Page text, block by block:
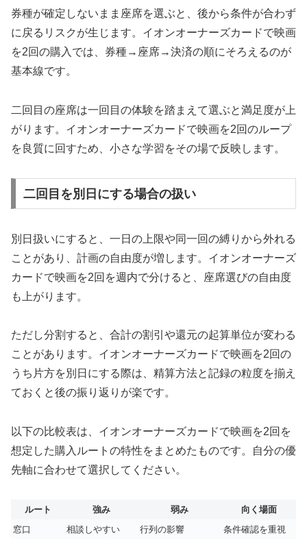
券種が確定しないまま座席を選ぶと、後から条件が合わず
に戻るリスクが生じます。イオンオーナーズカードで映画
を2回の購入では、券種→座席→決済の順にそろえるのが
基本線です。
二回目の座席は一回目の体験を踏まえて選ぶと満足度が上
がります。イオンオーナーズカードで映画を2回のループ
を良質に回すため、小さな学習をその場で反映します。
二回目を別日にする場合の扱い
別日扱いにすると、一日の上限や同一回の縛りから外れる
ことがあり、計画の自由度が増します。イオンオーナーズ
カードで映画を2回を週内で分けると、座席選びの自由度
も上がります。
ただし分割すると、合計の割引や還元の起算単位が変わる
ことがあります。イオンオーナーズカードで映画を2回の
うち片方を別日にする際は、精算方法と記録の粒度を揃え
ておくと後の振り返りが楽です。
以下の比較表は、イオンオーナーズカードで映画を2回を
想定した購入ルートの特性をまとめたものです。自分の優
先軸に合わせて選択してください。
ルート 強み 弱み
向く場面
窓口
相談しやすい 行列の影響
条件確認を重視